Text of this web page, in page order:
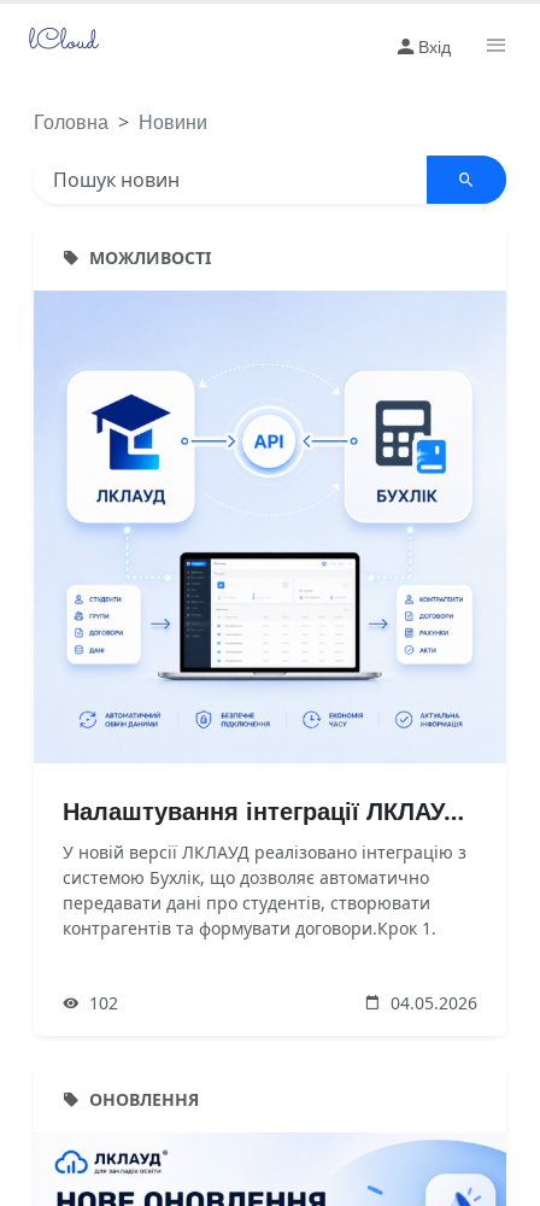
lCloud Вхід
Головна Новини
МОЖЛИВОСТІ
Налаштування інтеграції ЛКЛАУД з системою Бухлік
У новій версії ЛКЛАУД реалізовано інтеграцію з
системою Бухлік, що дозволяє автоматично
передавати дані про студентів, створювати
контрагентів та формувати договори.Крок 1.
* Логін * Пароль3. Натисніть ЗберегтиЦе
102 04.05.2026
ОНОВЛЕННЯ